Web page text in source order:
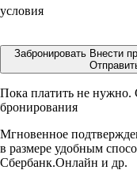
условия
Забронировать Внести
Пока платить не нужно.
бронирования
Мгновенное
в размере удобным
Сбербанк.Онлайн и др.